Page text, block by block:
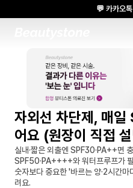
자외선 차단제, 매
어요 (원장이 직접
실내·짧은 외출엔 SPF30·PA++면
SPF50·PA++++와 워터프루프가
숫자보다 중요한 '바르는 양·2시간
려요.
💬 카카오
🌸 뷰티스톤의원 메디톡스